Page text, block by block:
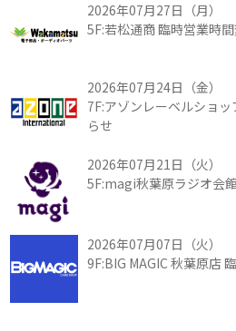
2026年07月27日（月）
5F:若松通商 臨時営業時
2026年07月24日（金）
7F:アゾンレーベルショ
らせ
2026年07月21日（火）
5F:magi秋葉原ラジオ会
2026年07月07日（火）
9F:BIG MAGIC 秋葉原店